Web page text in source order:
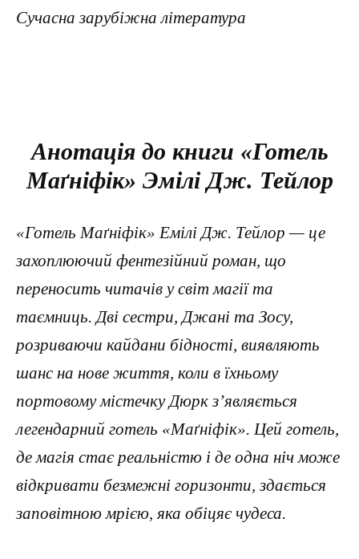
Сучасна зарубіжна література
Анотація до книги «Готель
Маґніфік» Эмілі Дж. Тейлор
«Готель Маґніфік» Емілі Дж. Тейлор — це
захоплюючий фентезійний роман, що
переносить читачів у світ магії та
таємниць. Дві сестри, Джані та Зосу,
розриваючи кайдани бідності, виявляють
шанс на нове життя, коли в їхньому
портовому містечку Дюрк з’являється
легендарний готель «Маґніфік». Цей готель,
де магія стає реальністю і де одна ніч може
відкривати безмежні горизонти, здається
заповітною мрією, яка обіцяє чудеса.